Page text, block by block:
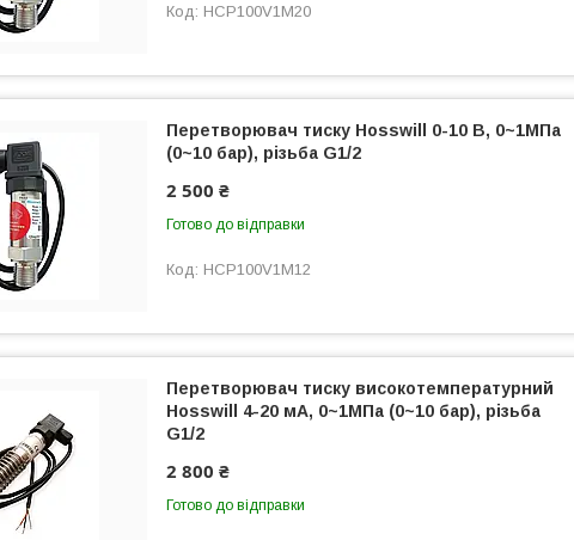
HCP100V1M20
Перетворювач тиску Hosswill 0-10 В, 0~1МПа
(0~10 бар), різьба G1/2
2 500 ₴
Готово до відправки
HCP100V1M12
Перетворювач тиску високотемпературний
Hosswill 4-20 мА, 0~1МПа (0~10 бар), різьба
G1/2
2 800 ₴
Готово до відправки